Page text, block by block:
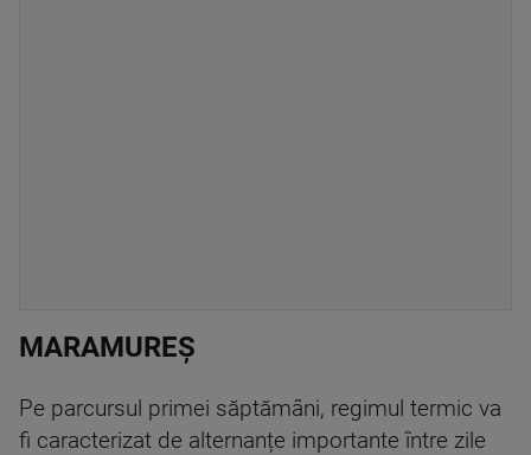
MARAMUREȘ
Pe parcursul primei săptămâni, regimul termic va
fi caracterizat de alternanțe importante între zile